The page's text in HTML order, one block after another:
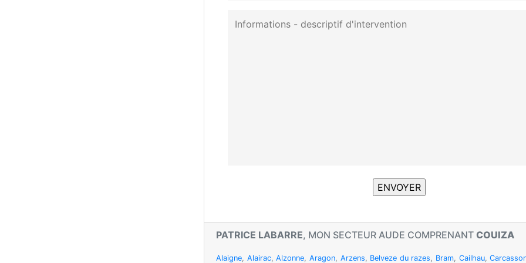
PATRICE LABARRE, MON SECTEUR AUDE COMPRENANT COUIZA
Alaigne Alairac,Alzonne Aragon, Arzens Belveze du razes Bram Cailhau,